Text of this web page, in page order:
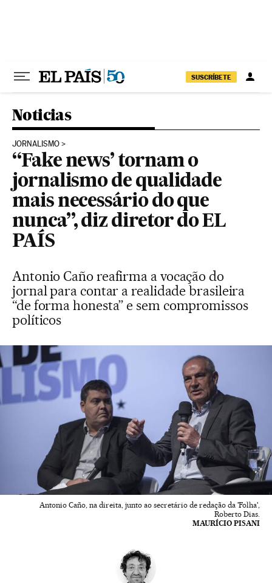
SUSCRÍBETE
Noticias
JORNALISMO
“Fake news’ tornam o
jornalismo de qualidade
mais necessário do que
nunca”, diz diretor do EL
PAÍS
Antonio Caño reafirma a vocação do
jornal para contar a realidade brasileira
“de forma honesta” e sem compromissos
políticos
Antonio Caño, na direita, junto ao secretário de redação da 'Folha',
Roberto Dias.
MAURÍCIO PISANI